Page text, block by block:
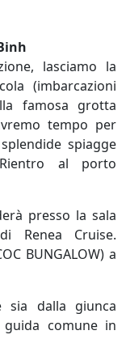
lasciamo la
(imbarcazioni
famosa grotta
tempo per
spiagge
al porto
presso la sala
Renea Cruise.
BUNGALOW) a
sia dalla giunca
guida comune in